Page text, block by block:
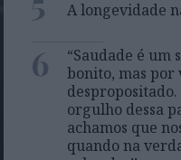
A longevidade
6
“Saudade é
bonito, mas por
orgulho dessa
achamos que
quando na